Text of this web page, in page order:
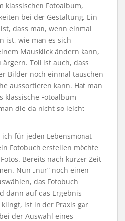
klassischen Fotoalbum,
bei der Gestaltung. Ein
dass man, wenn einmal
ist, wie man es sich
Mausklick ändern kann,
Toll ist auch, dass
Bilder noch einmal tauschen
aussortieren kann. Hat man
klassische Fotoalbum
die da nicht so leicht
für jeden Lebensmonat
Fotobuch erstellen möchte
Bereits nach kurzer Zeit
Nun „nur“ noch einen
das Fotobuch
dann auf das Ergebnis
ist in der Praxis gar
der Auswahl eines